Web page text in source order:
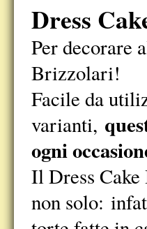
Dress
Per decorare
Brizzolari!
Facile da
varianti,
ogni
Il Dress
non solo: